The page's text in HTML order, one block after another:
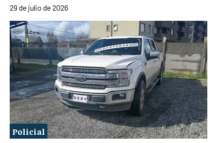
29 de julio de 2026
Policial